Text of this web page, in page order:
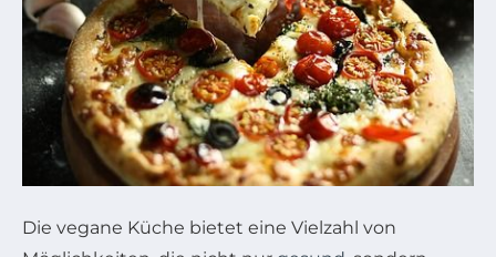
Die vegane Küche bietet eine Vielzahl von